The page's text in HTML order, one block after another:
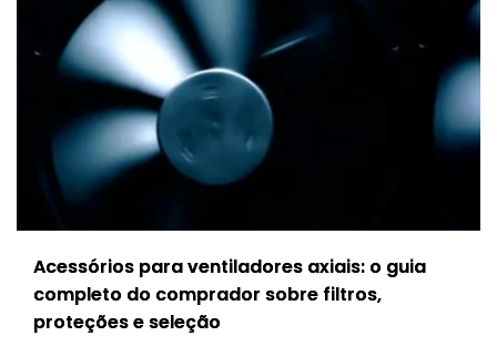
Acessórios para ventiladores axiais: o guia
completo do comprador sobre filtros,
proteções e seleção